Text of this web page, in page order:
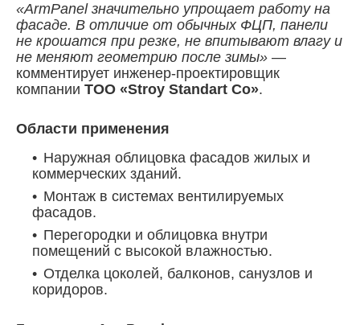
«ArmPanel значительно упрощает работу на
фасаде. В отличие от обычных ФЦП, панели
не крошатся при резке, не впитывают влагу и
не меняют геометрию после зимы» —
комментирует инженер-проектировщик
компании ТОО «Stroy Standart Co».
Области применения
Наружная облицовка фасадов жилых и
коммерческих зданий.
Монтаж в системах вентилируемых
фасадов.
Перегородки и облицовка внутри
помещений с высокой влажностью.
Отделка цоколей, балконов, санузлов и
коридоров.